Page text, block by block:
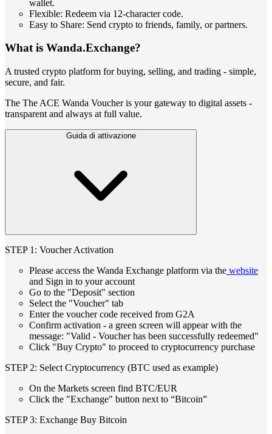
wallet.
Flexible: Redeem via 12-character code.
Easy to Share: Send crypto to friends, family, or partners.
What is Wanda.Exchange?
A trusted crypto platform for buying, selling, and trading - simple,
secure, and fair.
The The ACE Wanda Voucher is your gateway to digital assets -
transparent and always at full value.
Guida di attivazione
STEP 1: Voucher Activation
Please access the Wanda Exchange platform via the website
and Sign in to your account
Go to the "Deposit" section
Select the "Voucher" tab
Enter the voucher code received from G2A
Confirm activation - a green screen will appear with the
message: "Valid - Voucher has been successfully redeemed"
Click "Buy Crypto" to proceed to cryptocurrency purchase
STEP 2: Select Cryptocurrency (BTC used as example)
On the Markets screen find BTC/EUR
Click the "Exchange" button next to “Bitcoin”
STEP 3: Exchange Buy Bitcoin